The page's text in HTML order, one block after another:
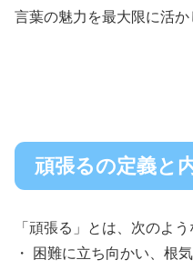
言葉の魅力を最大限に活か
頑張るの定義と
「頑張る」とは、次のよ
・ 困難に立ち向かい、根